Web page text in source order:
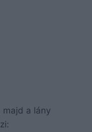
majd a lány